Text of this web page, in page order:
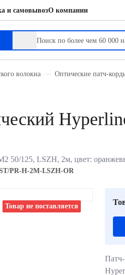
и самовывозО компании
волокна Оптические патч-
Товар не поставляется
50/125, LSZH, 2м, цвет:
PR-H-2M-LSZH-OR